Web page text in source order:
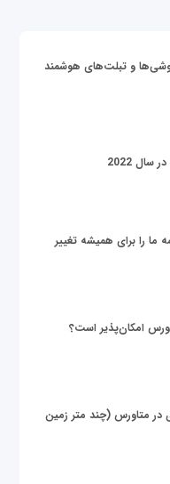
و تبلت‌های هوشمند
ما را برای همیشه تغییر
امکان‌پذیر است؟
دلاری در متاورس (چند متر زمین